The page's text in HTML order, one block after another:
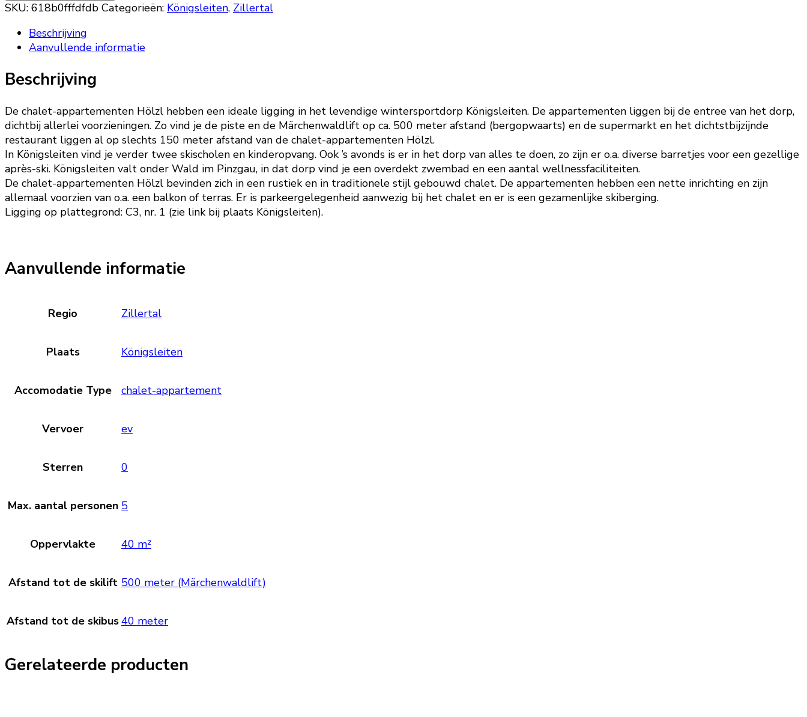
SKU: 618b0fffdfdb Categorieën: Königsleiten, Zillertal
Beschrijving
Aanvullende informatie
Beschrijving
De chalet-appartementen Hölzl hebben een ideale ligging in het levendige wintersportdorp Königsleiten. De appartementen liggen bij de entree van het dorp,
dichtbij allerlei voorzieningen. Zo vind je de piste en de Märchenwaldlift op ca. 500 meter afstand (bergopwaarts) en de supermarkt en het dichtstbijzijnde
restaurant liggen al op slechts 150 meter afstand van de chalet-appartementen Hölzl.
In Königsleiten vind je verder twee skischolen en kinderopvang. Ook ’s avonds is er in het dorp van alles te doen, zo zijn er o.a. diverse barretjes voor een gezellige
après-ski. Königsleiten valt onder Wald im Pinzgau, in dat dorp vind je een overdekt zwembad en een aantal wellnessfaciliteiten.
De chalet-appartementen Hölzl bevinden zich in een rustiek en in traditionele stijl gebouwd chalet. De appartementen hebben een nette inrichting en zijn
allemaal voorzien van o.a. een balkon of terras. Er is parkeergelegenheid aanwezig bij het chalet en er is een gezamenlijke skiberging.
Ligging op plattegrond: C3, nr. 1 (zie link bij plaats Königsleiten).
Aanvullende informatie
Regio Zillertal
Plaats Königsleiten
Accomodatie Type chalet-appartement
Vervoer ev
Sterren 0
Max. aantal personen 5
Oppervlakte 40 m²
Afstand tot de skilift 500 meter (Märchenwaldlift)
Afstand tot de skibus40 meter
Gerelateerde producten